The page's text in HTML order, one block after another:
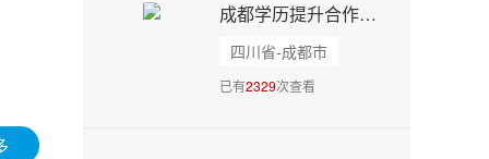
成都学历提升合作院校丨西南财经大学-自考成考 - 15902813070
四川省-成都市
已有2329次查看